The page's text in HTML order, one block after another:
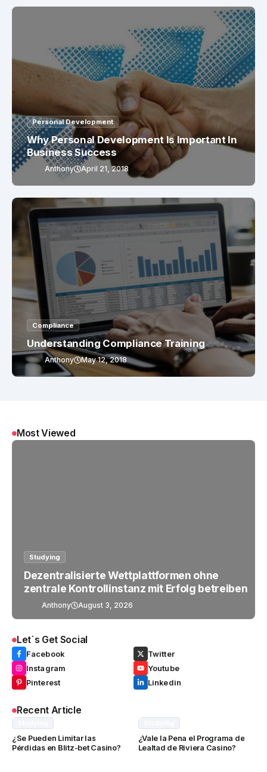
Personal Development
Why Personal Development Is Important In
Business Success
Anthony April 21, 2018
Compliance
Understanding Compliance Training
Anthony May 12, 2018
Most Viewed
Studying
Dezentralisierte Wettplattformen ohne
zentrale Kontrollinstanz mit Erfolg betreiben
Anthony August 3, 2026
Let`s Get Social
Facebook
Twitter
Instagram
Youtube
Pinterest
Linkedin
Recent Article
¿Se Pueden Limitar las
Pérdidas en Blitz-bet Casino?
¿Vale la Pena el Programa de
Lealtad de Riviera Casino?